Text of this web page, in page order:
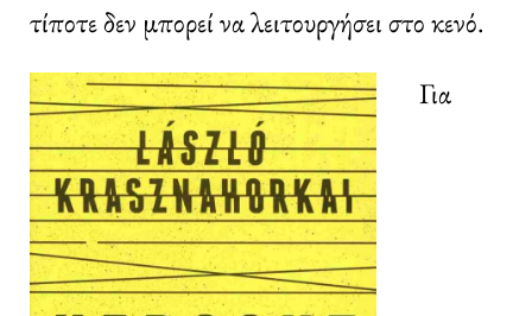
τίποτε δεν μπορεί να λειτουργήσει στο κενό.
Για